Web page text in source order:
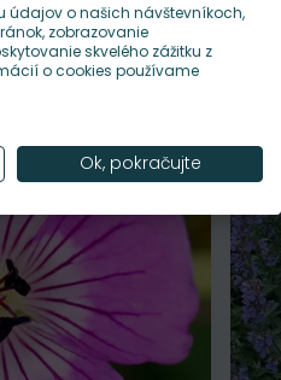
údajov o našich návštevníkoch,
zobrazovanie
skvelého zážitku z
o cookies používame
Ok, pokračujte